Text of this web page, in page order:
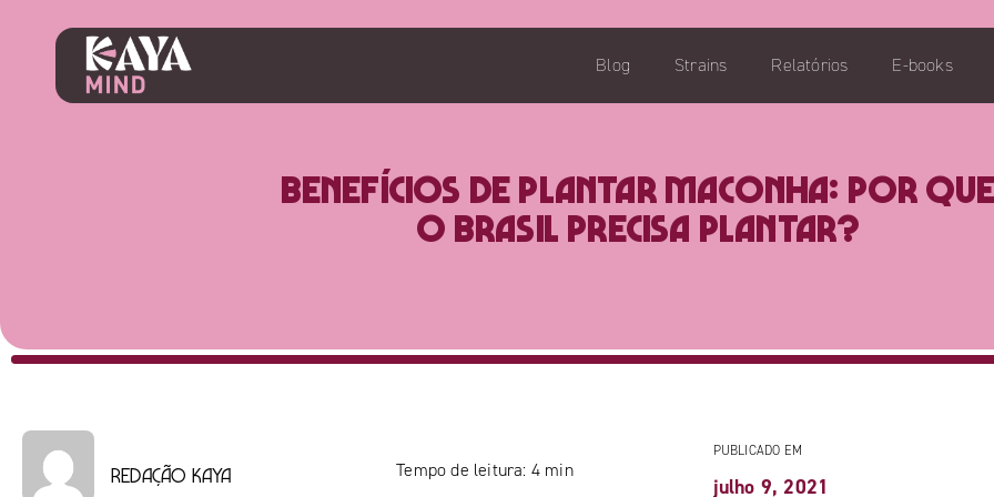
Blog Strains Relatórios E-books
Benefícios de plantar maconha: por que
o Brasil precisa plantar?
Redação Kaya Tempo de leitura: 4 min
PUBLICADO EM
julho 9, 2021